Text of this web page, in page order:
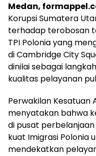
Medan,
Korupsi Sumatera
terhadap terobosan
TPI Polonia yang
di Cambridge City
dinilai sebagai
kualitas pelayanan
​Perwakilan Kesatuan
menyatakan bahwa
di pusat
kuat Imigrasi Polonia
mendekatkan